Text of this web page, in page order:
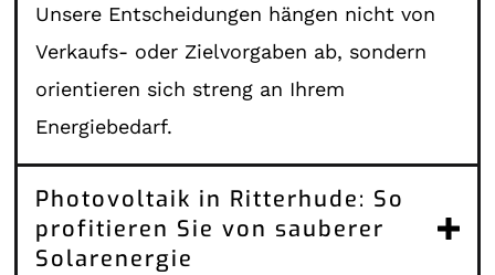
Unsere Entscheidungen hängen nicht von
Verkaufs- oder Zielvorgaben ab, sondern
orientieren sich streng an Ihrem
Energiebedarf.
Photovoltaik in Ritterhude: So
profitieren Sie von sauberer
Solarenergie